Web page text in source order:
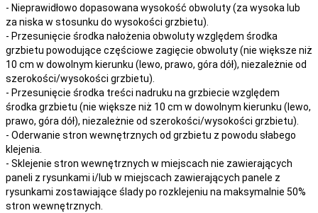
- Nieprawidłowo dopasowana wysokość obwoluty (za wysoka lub
za niska w stosunku do wysokości grzbietu).
- Przesunięcie środka nałożenia obwoluty względem środka
grzbietu powodujące częściowe zagięcie obwoluty (nie większe niż
10 cm w dowolnym kierunku (lewo, prawo, góra dół), niezależnie od
szerokości/wysokości grzbietu).
- Przesunięcie środka treści nadruku na grzbiecie względem
środka grzbietu (nie większe niż 10 cm w dowolnym kierunku (lewo,
prawo, góra dół), niezależnie od szerokości/wysokości grzbietu).
- Oderwanie stron wewnętrznych od grzbietu z powodu słabego
klejenia.
- Sklejenie stron wewnętrznych w miejscach nie zawierających
paneli z rysunkami i/lub w miejscach zawierających panele z
rysunkami zostawiające ślady po rozklejeniu na maksymalnie 50%
stron wewnętrznych.